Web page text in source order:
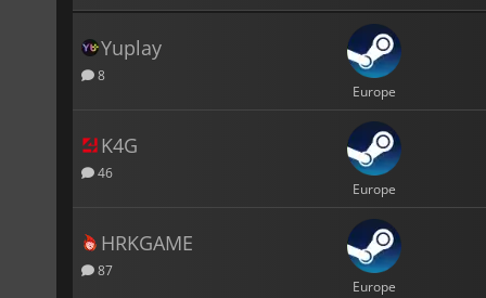
Yuplay
8
Europe
K4G
46
Europe
HRKGAME
87
Europe